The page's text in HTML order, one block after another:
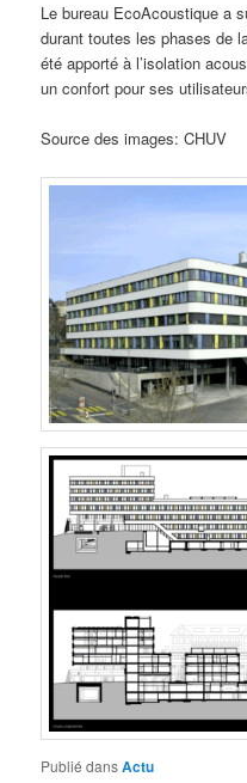
Le bureau EcoAcoustique a
durant toutes les phases de
été apporté à l’isolation
un confort pour ses
Source des images: CHUV
Publié dansActu